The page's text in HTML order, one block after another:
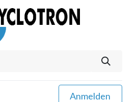
Anmelden